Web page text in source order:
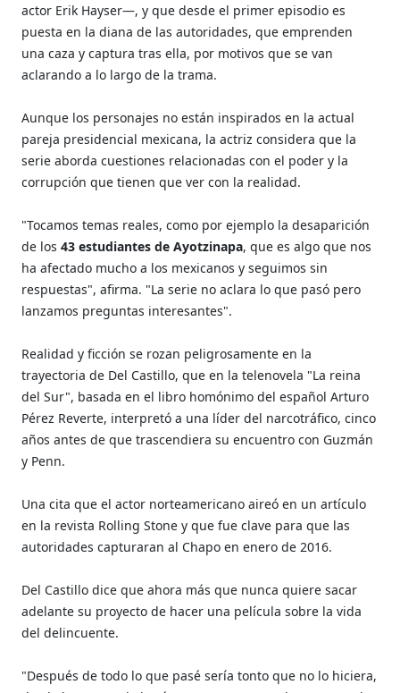
actor Erik Hayser—, y que desde el primer episodio es
puesta en la diana de las autoridades, que emprenden
una caza y captura tras ella, por motivos que se van
aclarando a lo largo de la trama.
Aunque los personajes no están inspirados en la actual
pareja presidencial mexicana, la actriz considera que la
serie aborda cuestiones relacionadas con el poder y la
corrupción que tienen que ver con la realidad.
"Tocamos temas reales, como por ejemplo la desaparición
de los43 estudiantes de Ayotzinapa, que es algo que nos
ha afectado mucho a los mexicanos y seguimos sin
respuestas", afirma. "La serie no aclara lo que pasó pero
lanzamos preguntas interesantes".
Realidad y ficción se rozan peligrosamente en la
trayectoria de Del Castillo, que en la telenovela "La reina
del Sur", basada en el libro homónimo del español Arturo
Pérez Reverte, interpretó a una líder del narcotráfico, cinco
años antes de que trascendiera su encuentro con Guzmán
y Penn.
Una cita que el actor norteamericano aireó en un artículo
en la revista Rolling Stone y que fue clave para que las
autoridades capturaran al Chapo en enero de 2016.
Del Castillo dice que ahora más que nunca quiere sacar
adelante su proyecto de hacer una película sobre la vida
del delincuente.
"Después de todo lo que pasé sería tonto que no lo hiciera,